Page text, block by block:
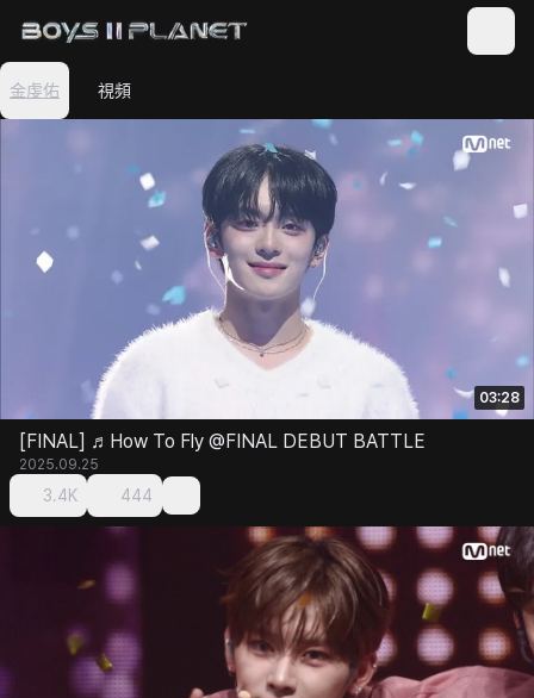
金虔佑 視頻
03:28
[FINAL] ♬How To Fly @FINAL DEBUT BATTLE
2025.09.25
3.4K 444